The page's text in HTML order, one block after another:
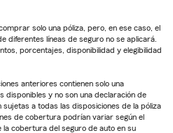
solo una póliza, pero, en ese caso, el
diferentes líneas de seguro no se aplicará.
porcentajes, disponibilidad y elegibilidad
anteriores contienen solo una
disponibles y no son una declaración de
a todas las disposiciones de la póliza
de cobertura podrían variar según el
cobertura del seguro de auto en su